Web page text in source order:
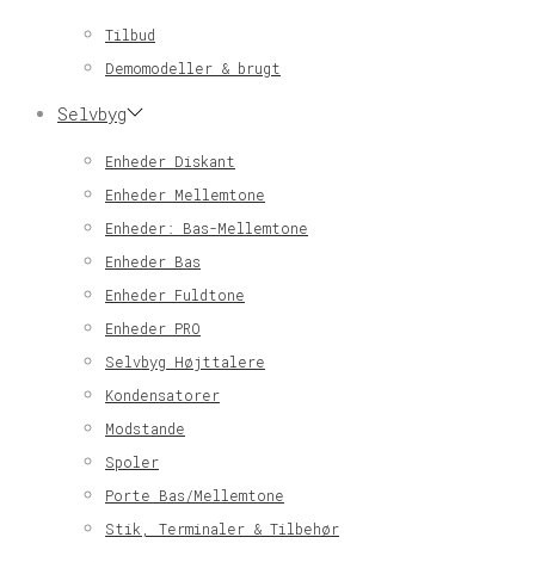
Tilbud
Demomodeller & brugt
Selvbyg
Enheder Diskant
Enheder Mellemtone
Enheder: Bas-Mellemtone
Enheder Bas
Enheder Fuldtone
Enheder PRO
Selvbyg Højttalere
Kondensatorer
Modstande
Spoler
Porte Bas/Mellemtone
Stik, Terminaler & Tilbehør